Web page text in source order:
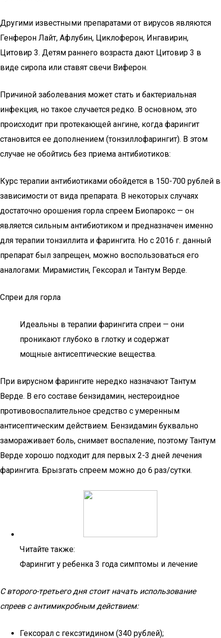
Другими известными препаратами от вирусов являются
Генферон Лайт, Афлубин, Циклоферон, Ингавирин,
Цитовир 3. Детям раннего возраста дают Цитовир 3 в
виде сиропа или ставят свечи Виферон.
Причиной заболевания может стать и бактериальная
инфекция, но такое случается редко. В основном, это
происходит при протекающей ангине, когда фарингит
становится ее дополнением (тонзиллофарингит). В этом
случае не обойтись без приема антибиотиков:
Курс терапии антибиотиками обойдется в 150-700 рублей в
зависимости от вида препарата. В некоторых случаях
достаточно орошения горла спреем Биопарокс — он
является сильным антибиотиком и предназначен именно
для терапии тонзиллита и фарингита. Но с 2016 г. данный
препарат был запрещен, можно воспользоваться его
аналогами: Мирамистин, Гексорал и Тантум Верде.
Спреи для горла
Идеальны в терапии фарингита спреи — они
проникают глубоко в глотку и содержат
мощные антисептические вещества.
При вирусном фарингите нередко назначают Тантум
Верде. В его составе бензидамин, нестероидное
противовоспалительное средство с умеренным
антисептическим действием. Бензидамин буквально
замораживает боль, снимает воспаление, поэтому Тантум
Верде хорошо подходит для первых 2-3 дней лечения
фарингита. Брызгать спреем можно до 6 раз/сутки.
Читайте также:
Фарингит у ребенка 3 года симптомы и лечение
С второго-третьего дня стоит начать использование
спреев с антимикробным действием:
Гексорал с гексэтидином (340 рублей);